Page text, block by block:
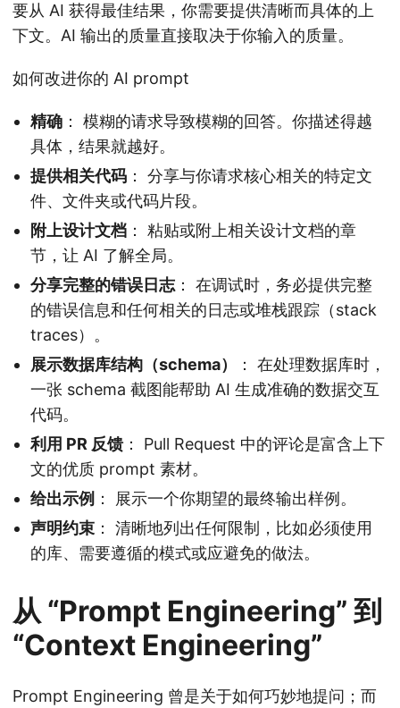
要从 AI 获得最佳结果，你需要提供清晰而具体的上
下文。AI 输出的质量直接取决于你输入的质量。
如何改进你的 AI prompt
精确 ： 模糊的请求导致模糊的回答。你描述得越
具体，结果就越好。
提供相关代码 ： 分享与你请求核心相关的特定文
件、文件夹或代码片段。
附上设计文档 ： 粘贴或附上相关设计文档的章
节，让 AI 了解全局。
分享完整的错误日志： 在调试时，务必提供完整
的错误信息和任何相关的日志或堆栈跟踪（stack
traces）。
展示数据库结构（schema）
： 在处理数据库时，
一张 schema 截图能帮助 AI 生成准确的数据交互
代码。
利用 PR 反馈： Pull Request 中的评论是富含上下
文的优质 prompt 素材。
给出示例 ： 展示一个你期望的最终输出样例。
声明约束 ： 清晰地列出任何限制，比如必须使用
的库、需要遵循的模式或应避免的做法。
从 “Prompt Engineering” 到
“Context Engineering”
Prompt Engineering 曾是关于如何巧妙地提问；而